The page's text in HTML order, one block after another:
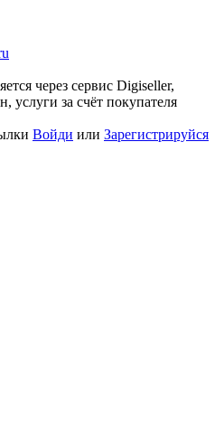
через сервис Digiseller,
услуги за счёт покупателя
Войди или Зарегистрируйся